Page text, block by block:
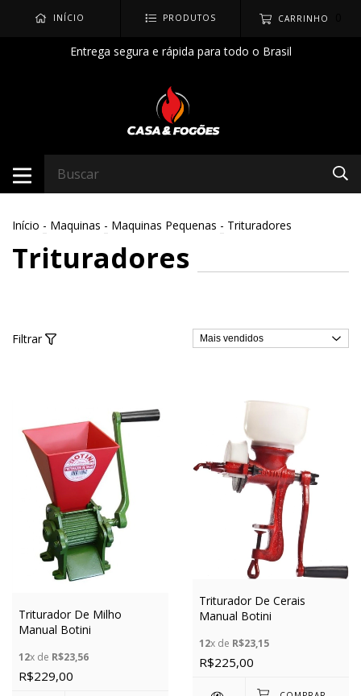
INÍCIO PRODUTOS CARRINHO
Entrega segura e rápida para todo o Brasil
Início - Maquinas - Maquinas Pequenas - Trituradores
Trituradores
Filtrar
Triturador De Milho
Manual Botini
12x de R$23,56
R$229,00
Triturador De Cerais
Manual Botini
12x de R$23,15
R$225,00